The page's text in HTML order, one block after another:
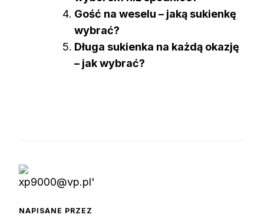
Gość na weselu – jaką sukienkę
wybrać?
Długa sukienka na każdą okazję
– jak wybrać?
NAPISANE PRZEZ